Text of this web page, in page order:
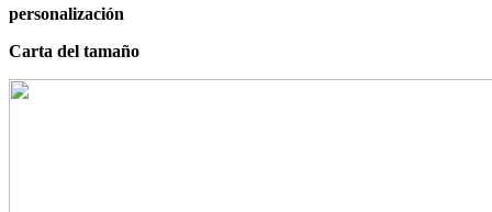
personalización
Carta del tamaño